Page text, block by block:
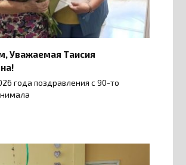
Уважаемая Таисия
года поздравления с 90-то